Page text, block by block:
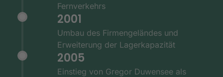
Fernverkehrs
2001
Umbau des Firmengeländes und
Erweiterung der Lagerkapazität
2005
Einstieg von Gregor Duwensee als